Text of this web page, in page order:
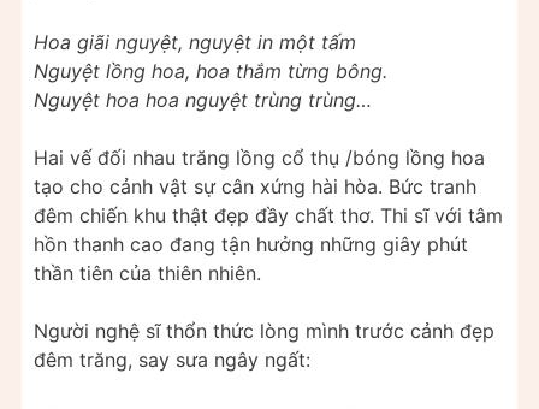
Hoa giãi nguyệt, nguyệt in một tấm
Nguyệt lồng hoa, hoa thắm từng bông.
Nguyệt hoa hoa nguyệt trùng trùng…
Hai vế đối nhau trăng lồng cổ thụ /bóng lồng hoa
tạo cho cảnh vật sự cân xứng hài hòa. Bức tranh
đêm chiến khu thật đẹp đầy chất thơ. Thi sĩ với tâm
hồn thanh cao đang tận hưởng những giây phút
thần tiên của thiên nhiên.
Người nghệ sĩ thổn thức lòng mình trước cảnh đẹp
đêm trăng, say sưa ngây ngất: